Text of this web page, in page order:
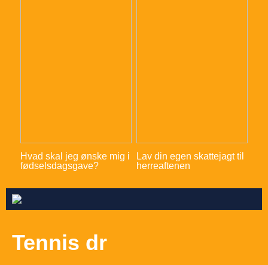
Hvad skal jeg ønske mig i
fødselsdagsgave?
Lav din egen skattejagt til
herreaftenen
Tennis dr